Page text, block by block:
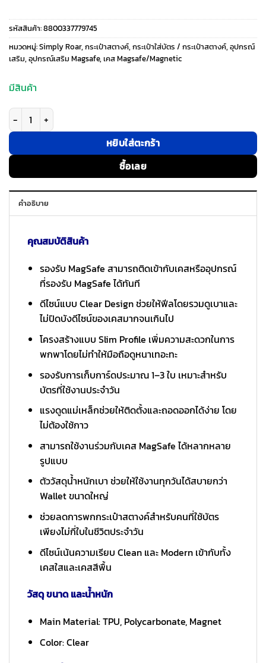
price
was:
price
is:
รหัสสินค้า:8800337779745
หมวดหมู่:Simply Roar, กระเป๋าสตางค์, กระเป๋าใส่บัตร / กระเป๋าสตางค์, อุปกรณ์
เสริม, อุปกรณ์เสริม Magsafe, เคส Magsafe/Magnetic
มีสินค้า
จำนวน Simply Roar รุ่น Magnetic Clear Card Pocket Slim - ที่เก็บบัตรติ
หยิบใส่ตะกร้า
ซื้อเลย
คำอธิบาย
คุณสมบัติสินค้า
รองรับ MagSafe สามารถติดเข้ากับเคสหรืออุปกรณ์
ที่รองรับ MagSafe ได้ทันที
ดีไซน์แบบ Clear Design ช่วยให้ฟีลโดยรวมดูเบาและ
ไม่ปิดบังดีไซน์ของเคสมากจนเกินไป
โครงสร้างแบบ Slim Profile เพิ่มความสะดวกในการ
พกพาโดยไม่ทำให้มือถือดูหนาเทอะทะ
รองรับการเก็บการ์ดประมาณ 1–3 ใบ เหมาะสำหรับ
บัตรที่ใช้งานประจำวัน
แรงดูดแม่เหล็กช่วยให้ติดตั้งและถอดออกได้ง่าย โดย
ไม่ต้องใช้กาว
สามารถใช้งานร่วมกับเคส MagSafe ได้หลากหลาย
รูปแบบ
ตัววัสดุน้ำหนักเบา ช่วยให้ใช้งานทุกวันได้สบายกว่า
Wallet ขนาดใหญ่
ช่วยลดการพกกระเป๋าสตางค์สำหรับคนที่ใช้บัตร
เพียงไม่กี่ใบในชีวิตประจำวัน
ดีไซน์เน้นความเรียบ Clean และ Modern เข้ากับทั้ง
เคสใสและเคสสีพื้น
วัสดุ ขนาด และน้ำหนัก
Main Material: TPU, Polycarbonate, Magnet
Color: Clear